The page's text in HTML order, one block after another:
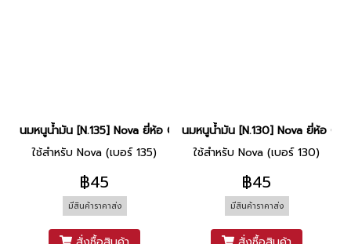
นมหนูน้ำมัน [N.135] Nova ยี่ห้อ CCD
ใช้สำหรับ Nova (เบอร์ 135)
฿45
มีสินค้าราคาส่ง
นมหนูน้ำมัน [N.130] Nova ยี่ห้อ
ใช้สำหรับ Nova (เบอร์ 130)
฿45
มีสินค้าราคาส่ง